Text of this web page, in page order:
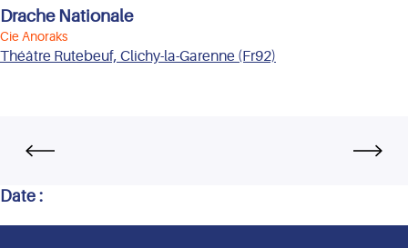
Drache Nationale
Cie Anoraks
Théâtre Rutebeuf, Clichy-la-Garenne (Fr92)
Date :